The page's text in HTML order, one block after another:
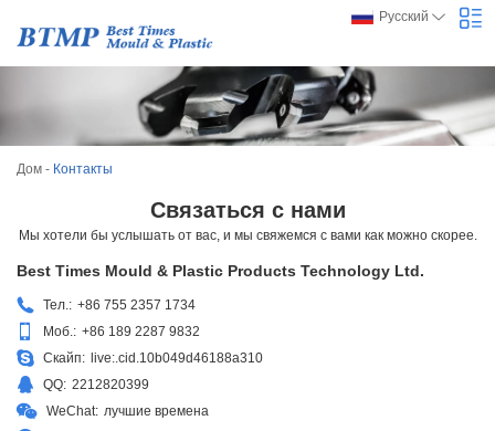
Русский
Дом - Контакты
Связаться с нами
Мы хотели бы услышать от вас, и мы свяжемся с вами как можно скорее.
Best Times Mould & Plastic Products Technology Ltd.
Тел.: +86 755 2357 1734
Моб.: +86 189 2287 9832
Скайп: live:.cid.10b049d46188a310
QQ: 2212820399
WeChat: лучшие времена